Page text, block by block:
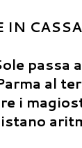
IN
passa
al
i